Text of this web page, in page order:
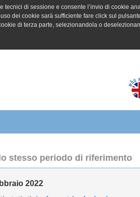
di sessione e consente l’invio di cookie
dei cookie sarà sufficiente fare click sul
di terza parte, selezionandola o
stesso periodo di riferimento
2022